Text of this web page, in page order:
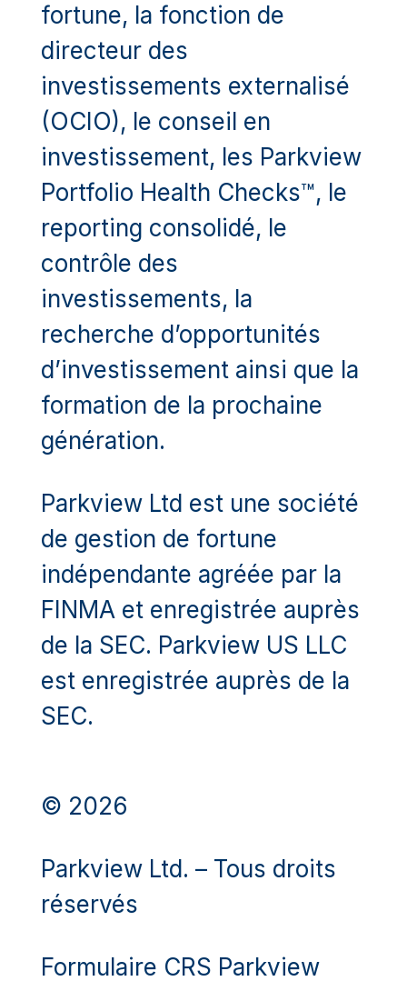
fortune, la fonction de
directeur des
investissements externalisé
(OCIO), le conseil en
investissement, les Parkview
Portfolio Health Checks™, le
reporting consolidé, le
contrôle des
investissements, la
recherche d’opportunités
d’investissement ainsi que la
formation de la prochaine
génération.
Parkview Ltd est une société
de gestion de fortune
indépendante agréée par la
FINMA et enregistrée auprès
de la SEC. Parkview US LLC
est enregistrée auprès de la
SEC.
© 2026
Parkview Ltd. – Tous droits
réservés
Formulaire CRS Parkview